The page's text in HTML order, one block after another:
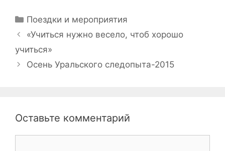
Рубрики
Поездки и мероприятия
Навигация
«Учиться нужно весело, чтоб хорошо
учиться»
Осень Уральского следопыта-2015
Оставьте комментарий